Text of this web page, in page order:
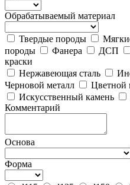
Обрабатываемый материал
Твердые породы
породы
Фанера ДСП
краски
Нержавеющая сталь
Черновой металл
Цветной
Искусственный камень
Комментарий
Основа
Форма